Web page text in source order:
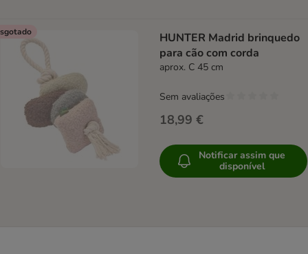
HUNTER Madrid brinquedo
para cão com corda
aprox. C 45 cm
18,99 €
Sem avaliações
Notificar assim que
disponível